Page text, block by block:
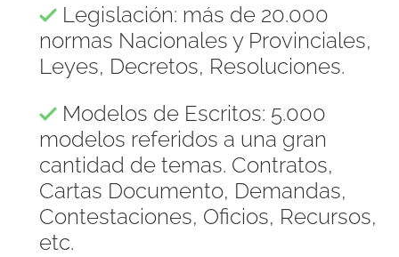
Legislación: más de 20.000
normas Nacionales y Provinciales,
Leyes, Decretos, Resoluciones.
Modelos de Escritos: 5.000
modelos referidos a una gran
cantidad de temas. Contratos,
Cartas Documento, Demandas,
Contestaciones, Oficios, Recursos,
etc.